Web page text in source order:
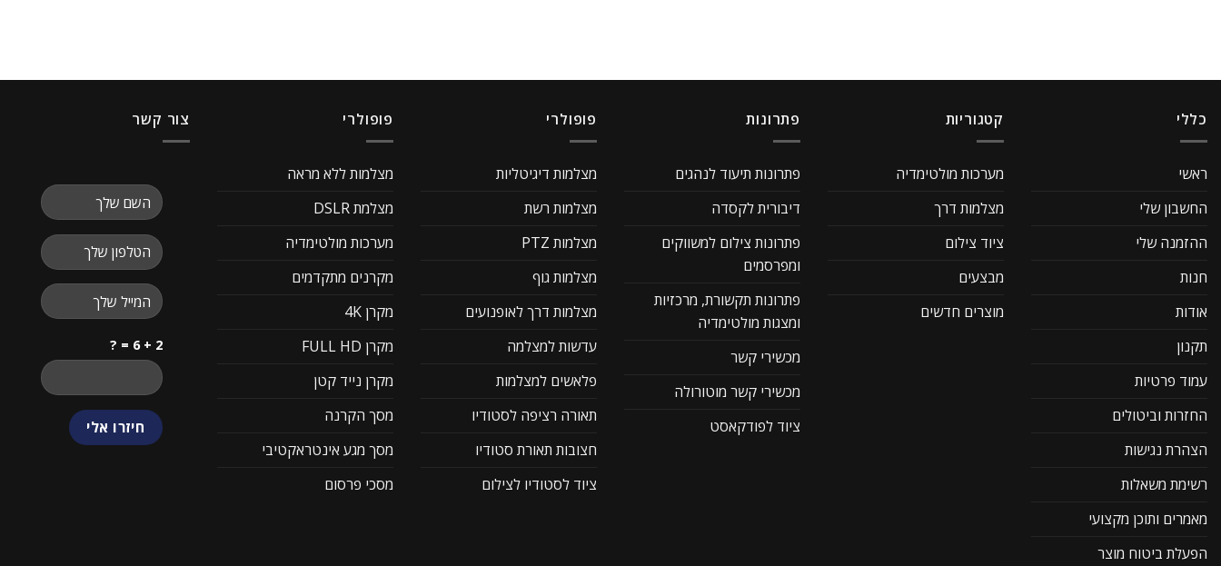
כללי
ראשי
החשבון שלי
ההזמנה שלי
חנות
אודות
תקנון
עמוד פרטיות
החזרות וביטולים
הצהרת נגישות
רשימת משאלות
מאמרים ותוכן מקצועי
הפעלת ביטוח מוצר
קטגוריות
מערכות מולטימדיה
מצלמות דרך
ציוד צילום
מבצעים
מוצרים חדשים
פתרונות
פתרונות תיעוד לנהגים
דיבורית לקסדה
פתרונות צילום למשווקים
ומפרסמים
פתרונות תקשורת, מרכזיות
ומצגות מולטימדיה
מכשירי קשר
מכשירי קשר מוטורולה
ציוד לפודקאסט
פופולרי
מצלמות דיגיטליות
מצלמות רשת
מצלמות PTZ
מצלמות גוף
מצלמות דרך לאופנועים
עדשות למצלמה
פלאשים למצלמות
תאורה רציפה לסטודיו
חצובות תאורת סטודיו
ציוד לסטודיו לצילום
פופולרי
מצלמות ללא מראה
מצלמת DSLR
מערכות מולטימדיה
מקרנים מתקדמים
מקרן 4K
מקרן FULL HD
מקרן נייד קטן
מסך הקרנה
מסך מגע אינטראקטיבי
מסכי פרסום
צור קשר
2 + 6 = ?